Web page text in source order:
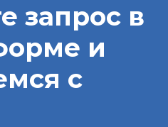
запрос в
и
с